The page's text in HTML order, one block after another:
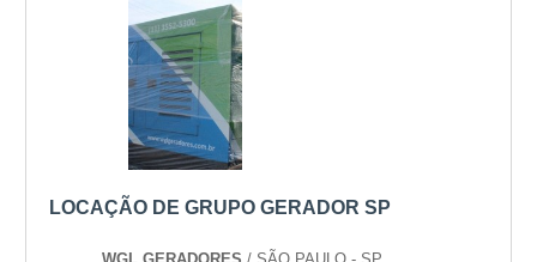
lembrar que como qualquer maquinário, o
gerador precisa de uma equipe qualificada e
experiente para realizar a instalação do mesmo.
Só com a melhor e mais eficiente instalação, o
produto poderá trabalhar e realizar suas
funções sem qualquer problema. Abaixo, é
possível conferir quais as vantagens em contar
acessível;Qualidade no material utilizado para
LOCAÇÃO DE GRUPO GERADOR SP